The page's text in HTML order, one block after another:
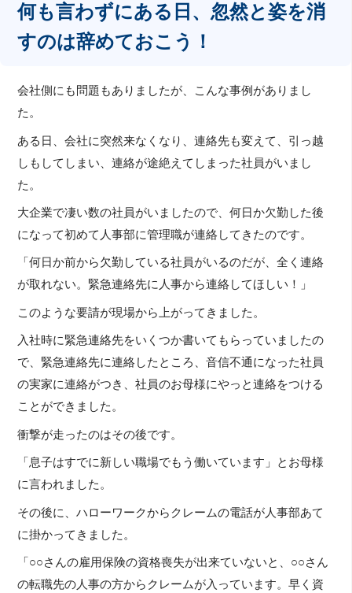
何も言わずにある日、忽然と姿を消
すのは辞めておこう！
会社側にも問題もありましたが、こんな事例がありまし
た。
ある日、会社に突然来なくなり、連絡先も変えて、引っ越
しもしてしまい、連絡が途絶えてしまった社員がいまし
た。
大企業で凄い数の社員がいましたので、何日か欠勤した後
になって初めて人事部に管理職が連絡してきたのです。
「何日か前から欠勤している社員がいるのだが、全く連絡
が取れない。緊急連絡先に人事から連絡してほしい！」
このような要請が現場から上がってきました。
入社時に緊急連絡先をいくつか書いてもらっていましたの
で、緊急連絡先に連絡したところ、音信不通になった社員
の実家に連絡がつき、社員のお母様にやっと連絡をつける
ことができました。
衝撃が走ったのはその後です。
「息子はすでに新しい職場でもう働いています」とお母様
に言われました。
その後に、ハローワークからクレームの電話が人事部あて
に掛かってきました。
「○○さんの雇用保険の資格喪失が出来ていないと、○○さん
の転職先の人事の方からクレームが入っています。早く資